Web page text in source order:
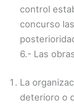
control
concurso
6.- Las
La
deterioro o